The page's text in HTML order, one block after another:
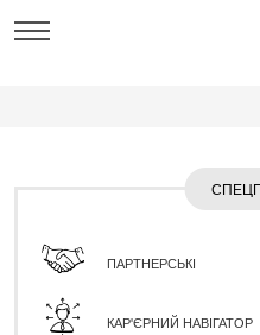
ПАРТНЕРСЬКІ
КАР'ЄРНИЙ НАВІГАТОР